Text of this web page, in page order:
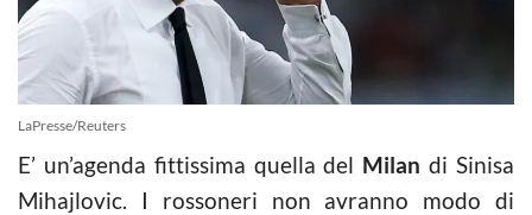
LaPresse/Reuters
E’ un’agenda fittissima quella del Milan di Sinisa
Mihajlovic. I rossoneri non avranno modo di